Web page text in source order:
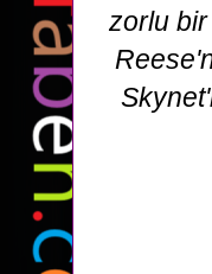
zorlubir